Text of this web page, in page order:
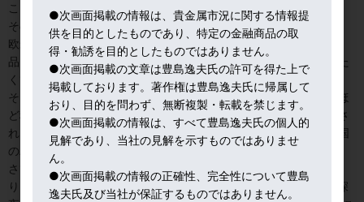
こういうタイミングで在宅勤務形態も増加の一途だ。
その在宅勤務者に５％課税せよ、とドイツ銀行研究所が提言して、
欧米では賛否両論が交わされている。通勤でランチ、衣服、化粧
品、交通費、家賃など節約できる面が少なくない。いっぽう、した
くても在宅では働けない人たちも多い。その典型が医療従事者だ。
そこで、在宅勤務者に関しては「雇用者側」が一人一日１０ドルほ
ど税金で払えというわけだ。自営や健康上の理由などは当然除外さ
れる。税収はコロナ対策に使われる。所得再配分政策なので、米国
のバイデン民主党なら、やりそうな話だ。
さて、ゴルフではいよいよマスターズが米国ジョージア州で始ま
り、TBS系で夜１２時頃から朝７時まで連夜生中継となるので、深
●次画面掲載の情報は、貴金属市況に関する情報提
供を目的としたものであり、特定の金融商品の取
得・勧誘を目的としたものではありません。
●次画面掲載の文章は豊島逸夫氏の許可を得た上で
掲載しております。著作権は豊島逸夫氏に帰属して
おり、目的を問わず、無断複製・転載を禁じます。
●次画面掲載の情報は、すべて豊島逸夫氏の個人的
見解であり、当社の見解を示すものではありませ
ん。
●次画面掲載の情報の正確性、完全性について豊島
逸夫氏及び当社が保証するものではありません。